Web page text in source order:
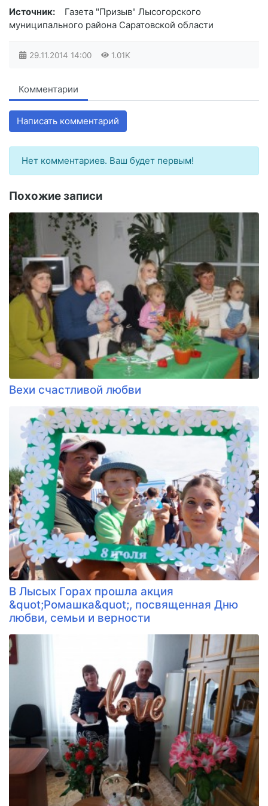
Источник:
Газета "Призыв" Лысогорского
муниципального района Саратовской области
29.11.2014 14:00 1.01K
Комментарии
Написать комментарий
Нет комментариев. Ваш будет первым!
Похожие записи
Вехи счастливой любви
В Лысых Горах прошла акция
&quot;Ромашка&quot;, посвященная Дню
любви, семьи и верности